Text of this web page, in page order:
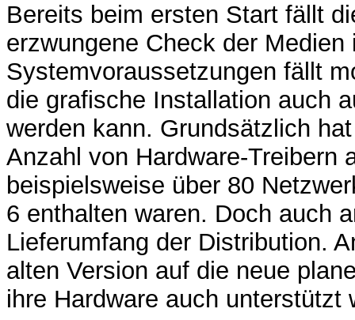
Bereits beim ersten Start fällt
erzwungene Check der
Systemvoraussetzungen fällt
die grafische Installation auch
werden kann. Grundsätzlich
Anzahl von Hardware-Treibern
beispielsweise über 80
6 enthalten waren. Doch auch
Lieferumfang der Distribution.
alten Version auf die neue
ihre Hardware auch unterstützt